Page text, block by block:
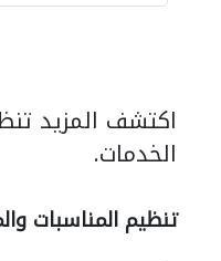
اكتشف المزيد
الخدمات.
تنظيم المناسبات